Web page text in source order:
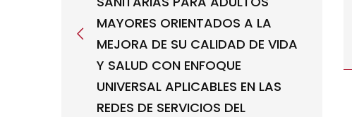
MAYORES ORIENTADOS A LA
MEJORA DE SU CALIDAD DE VIDA
Y SALUD CON ENFOQUE
UNIVERSAL APLICABLES EN LAS
REDES DE SERVICIOS DEL